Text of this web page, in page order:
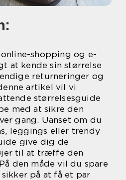
shopping og e-
at kende sin størrelse
returneringer og
artikel vil vi
størrelsesguide
med at sikre den
gang. Uanset om du
leggings eller trendy
give dig de
til at træffe den
den måde vil du spare
på at få et par